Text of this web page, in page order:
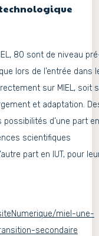
80 sont de niveau
lors de l’entrée dans
sur MIEL, soit
et adaptation.
d’une part en
scientifiques
part en IUT, pour
miel-une-
secondaire